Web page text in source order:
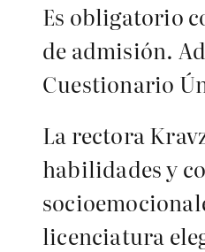
Es obligatorio
de admisión.
Cuestionario
La rectora
habilidades y
licenciatura